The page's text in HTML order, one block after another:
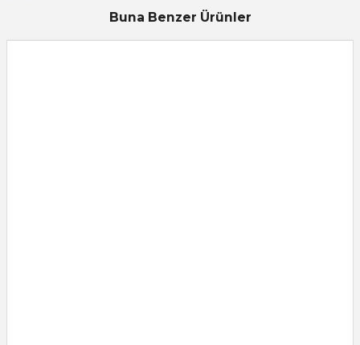
Buna Benzer Ürünler